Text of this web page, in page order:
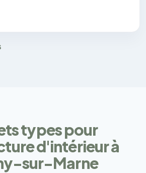
types pour
d'intérieur à
sur-Marne